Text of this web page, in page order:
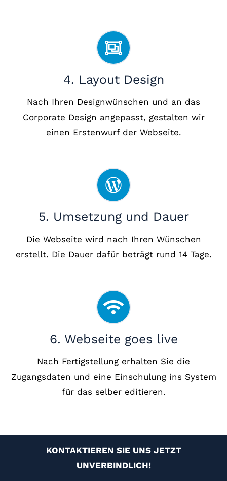
4. Layout Design
Nach Ihren Designwünschen und an das
Corporate Design angepasst, gestalten wir
einen Erstenwurf der Webseite.
5. Umsetzung und Dauer
Die Webseite wird nach Ihren Wünschen
erstellt. Die Dauer dafür beträgt rund 14 Tage.
6. Webseite goes live
Nach Fertigstellung erhalten Sie die
Zugangsdaten und eine Einschulung ins System
für das selber editieren.
KONTAKTIEREN SIE UNS JETZT
UNVERBINDLICH!